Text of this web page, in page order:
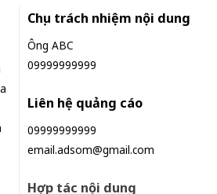
Chịu trách nhiệm nội dung
Ông ABC
09999999999
Liên hệ quảng cáo
09999999999
email.adsom@gmail.com
Hợp tác nội dung